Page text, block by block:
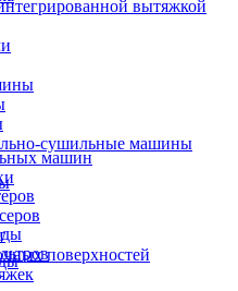
вытяжкой
сушильные машины
поверхностей
машин